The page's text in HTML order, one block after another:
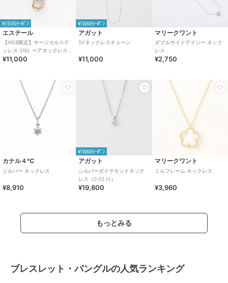
¥1500ｸｰﾎﾟﾝ
エステール
【WEB限定】サージカルステ
ンレス 316L ペアネックレス
（レディース）
¥11,000
¥1888ｸｰﾎﾟﾝ
アガット
SVネックレスチェーン
¥11,000
マリークワント
ダブルサイドデイジー ネック
レス
¥2,750
カナル４℃
シルバー ネックレス
¥8,910
¥1888ｸｰﾎﾟﾝ
アガット
シルバーダイヤモンドネック
レス（0.03 ct）
¥19,800
マリークワント
ミルフレーム ネックレス
¥3,960
もっとみる
ブレスレット・バングルの人気ランキング